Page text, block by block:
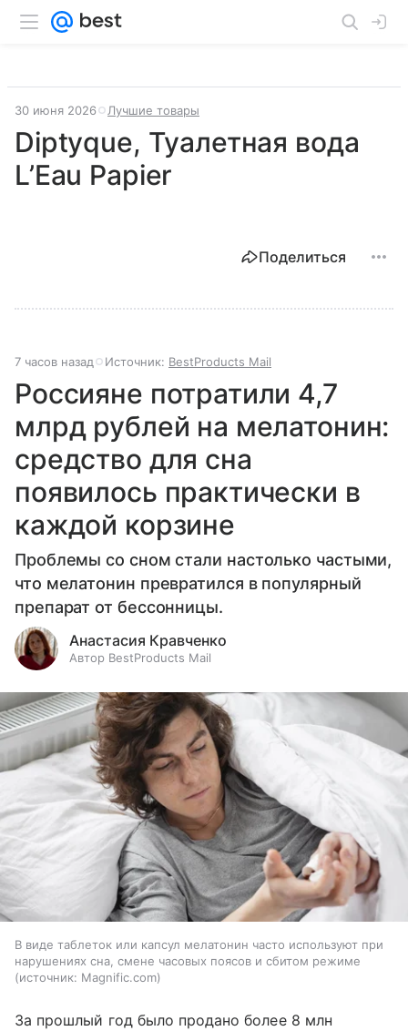
30 июня 2026 Лучшие товары
Diptyque, Туалетная вода
L’Eau Papier
Поделиться
7 часов назад Источник: BestProducts Mail
Россияне потратили 4,7
млрд рублей на мелатонин:
средство для сна
появилось практически в
каждой корзине
Проблемы со сном стали настолько частыми,
что мелатонин превратился в популярный
препарат от бессонницы.
Анастасия Кравченко
Автор BestProducts Mail
В виде таблеток или капсул мелатонин часто используют при
нарушениях сна, смене часовых поясов и сбитом режиме
источник: Magnific.com
За прошлый год было продано более 8 млн